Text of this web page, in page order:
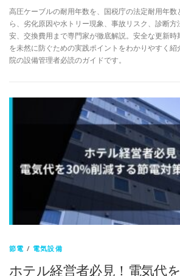
高圧ケーブルの耐用年数を、国税庁の法定耐用年
ら、劣化原因や水トリー現象、事故リスク、診断方
安、交換費用まで専門家が徹底解説。安全な更新時
を未然に防ぐための実践ポイントをわかりやすく
院の設備管理者必読のガイドです。
節電 / 電気設備
ホテル経営者必見！電気代